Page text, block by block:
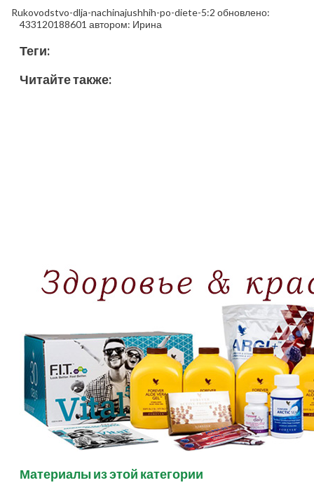
Rukovodstvo-dlja-nachinajushhih-po-diete-5:2 обновлено:
433120188601 автором: Ирина
Теги:
Читайте также:
Материалы из этой категории